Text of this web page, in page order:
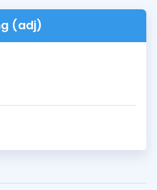
(adj)